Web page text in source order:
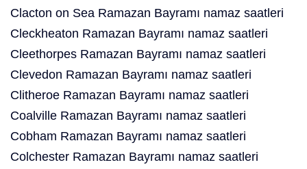
Clacton on Sea Ramazan Bayramı namaz saatleri
Cleckheaton Ramazan Bayramı namaz saatleri
Cleethorpes Ramazan Bayramı namaz saatleri
Clevedon Ramazan Bayramı namaz saatleri
Clitheroe Ramazan Bayramı namaz saatleri
Coalville Ramazan Bayramı namaz saatleri
Cobham Ramazan Bayramı namaz saatleri
Colchester Ramazan Bayramı namaz saatleri